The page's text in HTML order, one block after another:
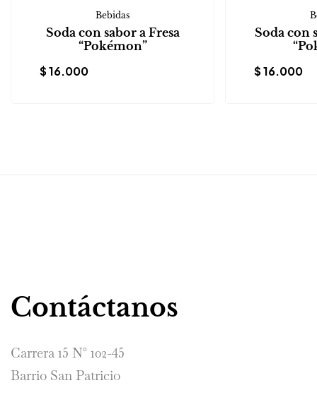
Bebidas
Soda con sabor a Fresa
“Pokémon”
$16.000
Soda con
$16.000
Contáctanos
Carrera 15 N° 102-45
Barrio San Patricio